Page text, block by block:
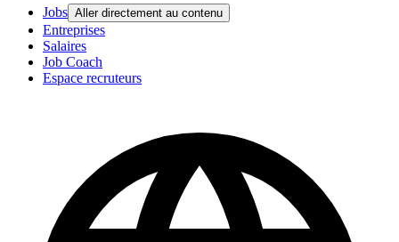
Jobs Aller directement au contenu
Entreprises
Salaires
Job Coach
Espace recruteurs